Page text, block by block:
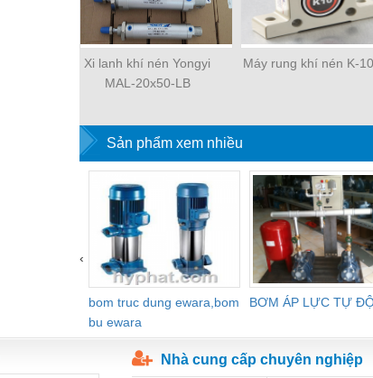
Xi lanh khí nén Yongyi
MAL-20x50-LB
Máy rung khí nén K-10
Sản phẩm xem nhiều
bom truc dung ewara,bom
bu ewara
BƠM ÁP LỰC TỰ
‹
Nhà cung cấp chuyên nghiệp